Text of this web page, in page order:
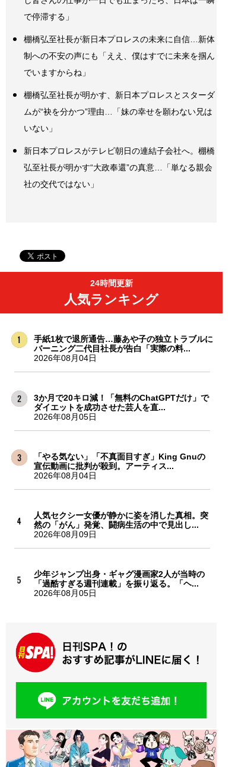
で停滞する」
棚橋弘至社長が新日本プロレスの未来に自信…新体
制への不安の声にも「ええ、僕はすでに未来を掴ん
でいますからね」
棚橋弘至社長が明かす、新日本プロレスとスターダ
ムが“袂を分かつ”理由…「妹の幸せを願わない兄は
いない」
新日本プロレスがテレビ朝日の連結子会社へ。棚橋
弘至社長が明かす“大政奉還”の真意…「単なる親会
社の交代ではない」
24時間更新
人気ランキング
手紙1枚で退所通告…藤あや子の独立トラブルに
バーニング二代目社長が告白「実際の料...
2026年08月04日
3か月で20キロ減！「無料のChatGPTだけ」で
ダイエットを成功させた芸人を直...
2026年08月05日
「やる気ない」「不真面目すぎ」King Gnuの
宣伝動画に批判が殺到。アーティス...
2026年08月04日
人気セクシー女優が静かに姿を消した真相。突
然の「がん」発覚、闘病生活の中で見出し...
2026年08月09日
少年ジャンプ出身・ギャグ漫画家2人が当時の
「過酷すぎる週刊連載」を振り返る。「ヘ...
2026年08月05日